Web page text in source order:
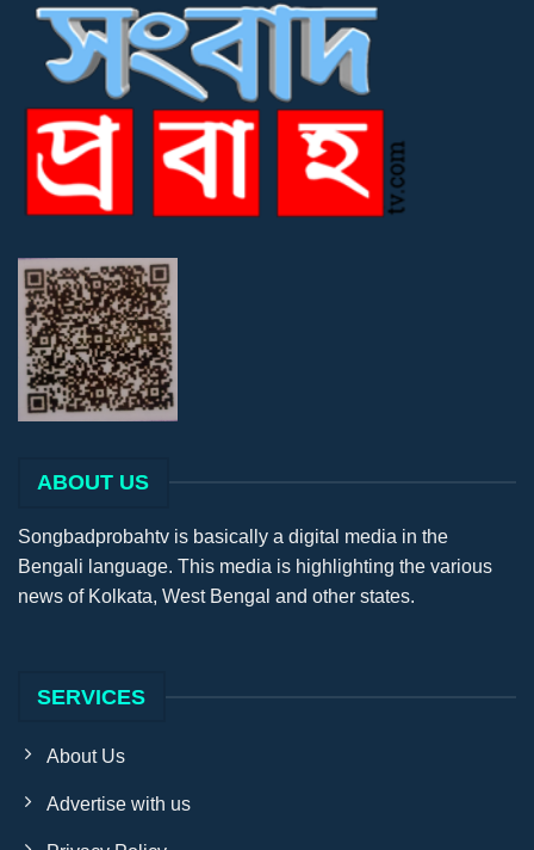
ABOUT US
Songbadprobahtv is basically a digital media in the
Bengali language. This media is highlighting the various
news of Kolkata, West Bengal and other states.
SERVICES
About Us
Advertise with us